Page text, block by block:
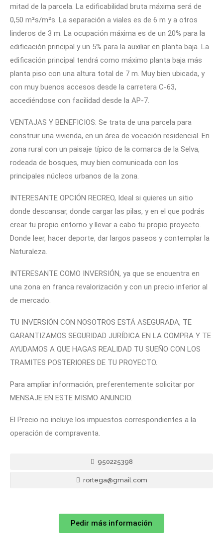
mitad de la parcela. La edificabilidad bruta máxima será de
0,50 m²s/m²s. La separación a viales es de 6 m y a otros
linderos de 3 m. La ocupación máxima es de un 20% para la
edificación principal y un 5% para la auxiliar en planta baja. La
edificación principal tendrá como máximo planta baja más
planta piso con una altura total de 7 m. Muy bien ubicada, y
con muy buenos accesos desde la carretera C-63,
accediéndose con facilidad desde la AP-7.
VENTAJAS Y BENEFICIOS: Se trata de una parcela para
construir una vivienda, en un área de vocación residencial. En
zona rural con un paisaje típico de la comarca de la Selva,
rodeada de bosques, muy bien comunicada con los
principales núcleos urbanos de la zona.
INTERESANTE OPCIÓN RECREO, Ideal si quieres un sitio
donde descansar, donde cargar las pilas, y en el que podrás
crear tu propio entorno y llevar a cabo tu propio proyecto.
Donde leer, hacer deporte, dar largos paseos y contemplar la
Naturaleza.
INTERESANTE COMO INVERSIÓN, ya que se encuentra en
una zona en franca revalorización y con un precio inferior al
de mercado.
TU INVERSIÓN CON NOSOTROS ESTÁ ASEGURADA, TE
GARANTIZAMOS SEGURIDAD JURÍDICA EN LA COMPRA Y TE
AYUDAMOS A QUE HAGAS REALIDAD TU SUEÑO CON LOS
TRAMITES POSTERIORES DE TU PROYECTO.
Para ampliar información, preferentemente solicitar por
MENSAJE EN ESTE MISMO ANUNCIO.
El Precio no incluye los impuestos correspondientes a la
operación de compraventa.
950225398
rortega@gmail.com
Pedir más información